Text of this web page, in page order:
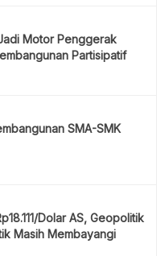
Motor Penggerak
Partisipatif
SMA-SMK
Dolar AS, Geopolitik
Masih Membayangi